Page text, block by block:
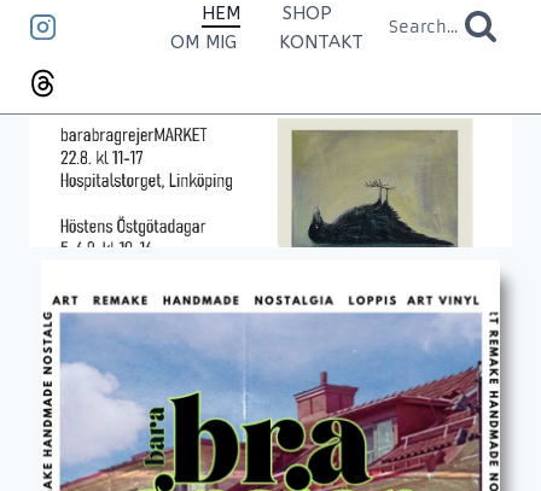
HEM
SHOP
OM MIG
KONTAKT
Search...